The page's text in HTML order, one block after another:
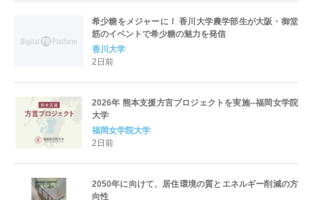
希少糖をメジャーに！ 香川大学農学部生が大阪・御堂
筋のイベントで希少糖の魅力を発信
香川大学
2日前
2026年 熊本支援方言プロジェクトを実施--福岡女学院
大学
福岡女学院大学
2日前
2050年に向けて、居住環境の質とエネルギー削減の方
向性